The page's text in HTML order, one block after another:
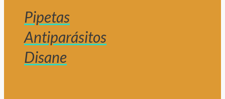
Pipetas
Antiparásitos
Disane